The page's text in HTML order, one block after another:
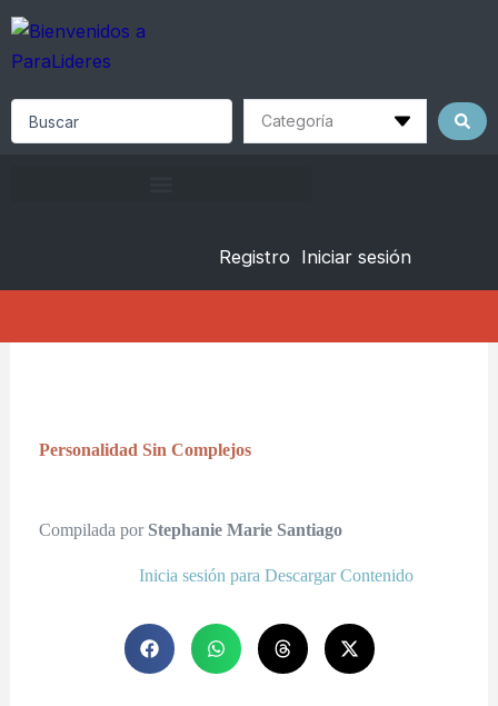
Skip
content
Registro Iniciar sesión
Personalidad Sin Complejos
Compilada por Stephanie Marie Santiago
Inicia sesión para Descargar Contenido